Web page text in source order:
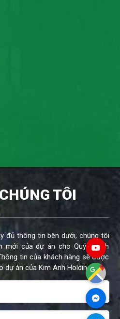
TÔI
đủ thông tin bên dưới, chúng tôi
mới của dự án cho Quý Khách
tin của khách hàng sẽ được
án của Kim Anh Holdings.